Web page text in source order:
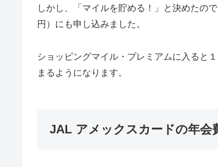
しかし、「マイルを貯める！」と決めたの
円）にも申し込みました。
ショッピングマイル・プレミアムに入ると
まるようになります。
JAL アメックスカードの年会